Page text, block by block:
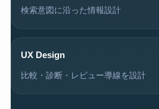
検索意図に沿った情報設計
UX Design
比較・診断・レビュー導線を設計